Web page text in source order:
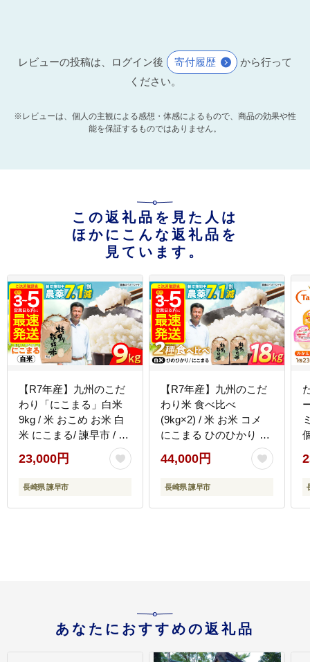
レビューの投稿は、ログイン後 寄付履歴
から行って
ください。
※レビューは、個人の主観による感想・体感によるもので、商品の効果や性
能を保証するものではありません。
この返礼品を見た人は
ほかにこんな返礼品を
見ています。
【R7年産】九州のこだ
わり「にこまる」白米
9kg / 米 おこめ お米 白
米 にこまる/ 諫早市 / 上
島農産 [AHAS001]
23,000円
長崎県 諫早市
【R7年産】九州のこだ
わり米 食べ比べ
(9kg×2) / 米 お米 コメ
にこまる ひのひかり 食
べ比べ 白米 / 諫早市 / 上
島農産 [AHAS005]
44,000円
長崎県 諫早市
あなたにおすすめの返礼品